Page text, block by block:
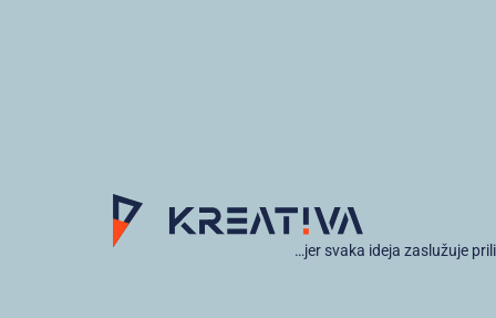
…jer svaka ideja zaslužuje